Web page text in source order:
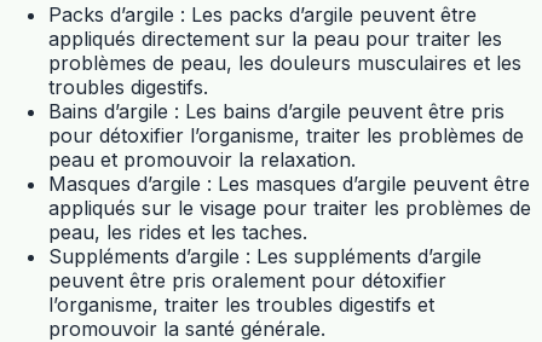
Packs d’argile : Les packs d’argile peuvent être
appliqués directement sur la peau pour traiter les
problèmes de peau, les douleurs musculaires et les
troubles digestifs.
Bains d’argile : Les bains d’argile peuvent être pris
pour détoxifier l’organisme, traiter les problèmes de
peau et promouvoir la relaxation.
Masques d’argile : Les masques d’argile peuvent être
appliqués sur le visage pour traiter les problèmes de
peau, les rides et les taches.
Suppléments d’argile : Les suppléments d’argile
peuvent être pris oralement pour détoxifier
l’organisme, traiter les troubles digestifs et
promouvoir la santé générale.